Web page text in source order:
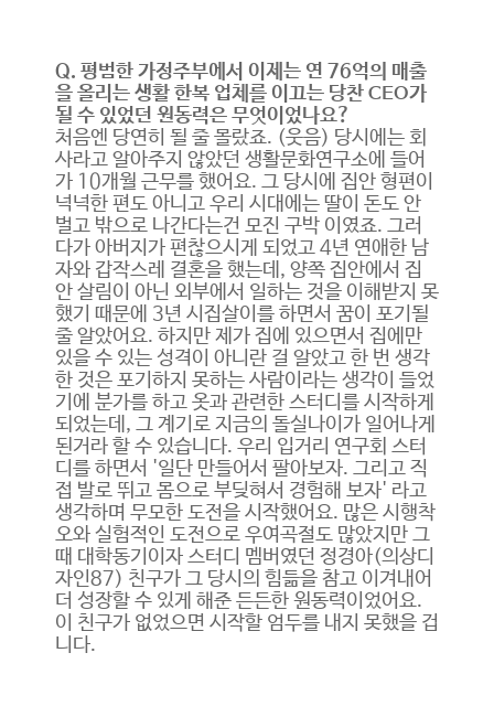
Q. 평범한 가정주부에서 이제는 연 76억의 매출
을 올리는 생활 한복 업체를 이끄는 당찬 CEO가
될 수 있었던 원동력은 무엇이었나요?
처음엔 당연히 될 줄 몰랐죠. (웃음) 당시에는 회
사라고 알아주지 않았던 생활문화연구소에 들어
가 10개월 근무를 했어요. 그 당시에 집안 형편이
넉넉한 편도 아니고 우리 시대에는 딸이 돈도 안
벌고 밖으로 나간다는건 모진 구박 이였죠. 그러
다가 아버지가 편찮으시게 되었고 4년 연애한 남
자와 갑작스레 결혼을 했는데, 양쪽 집안에서 집
안 살림이 아닌 외부에서 일하는 것을 이해받지 못
했기 때문에 3년 시집살이를 하면서 꿈이 포기될
줄 알았어요. 하지만 제가 집에 있으면서 집에만
있을 수 있는 성격이 아니란 걸 알았고 한 번 생각
한 것은 포기하지 못하는 사람이라는 생각이 들었
기에 분가를 하고 옷과 관련한 스터디를 시작하게
되었는데, 그 계기로 지금의 돌실나이가 일어나게
된거라 할 수 있습니다. 우리 입거리 연구회 스터
디를 하면서 '일단 만들어서 팔아보자. 그리고 직
접 발로 뛰고 몸으로 부딪혀서 경험해 보자' 라고
생각하며 무모한 도전을 시작했어요. 많은 시행착
오와 실험적인 도전으로 우여곡절도 많았지만 그
때 대학동기이자 스터디 멤버였던 정경아(의상디
자인87) 친구가 그 당시의 힘듦을 참고 이겨내어
더 성장할 수 있게 해준 든든한 원동력이었어요.
이 친구가 없었으면 시작할 엄두를 내지 못했을 겁
니다.